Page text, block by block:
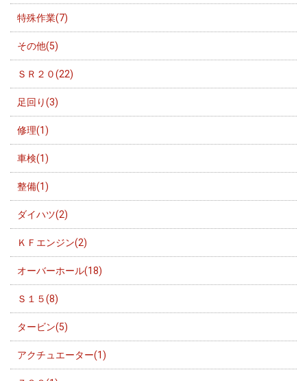
特殊作業(7)
その他(5)
ＳＲ２０(22)
足回り(3)
修理(1)
車検(1)
整備(1)
ダイハツ(2)
ＫＦエンジン(2)
オーバーホール(18)
Ｓ１５(8)
タービン(5)
アクチュエーター(1)